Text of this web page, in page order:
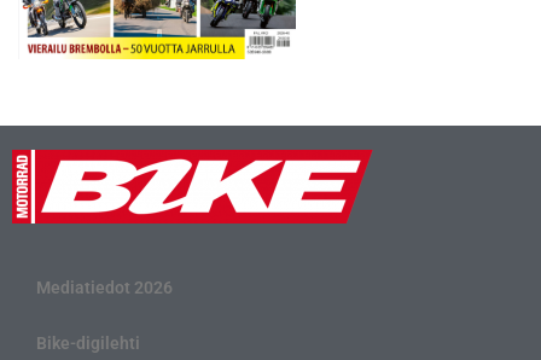
Mediatiedot 2026
Bike-digilehti